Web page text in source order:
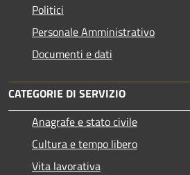
Politici
Personale Amministrativo
Documenti e dati
CATEGORIE DI SERVIZIO
Anagrafe e stato civile
Cultura e tempo libero
Vita lavorativa